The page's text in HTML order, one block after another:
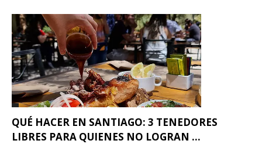
QUÉ HACER EN SANTIAGO: 3 TENEDORES
LIBRES PARA QUIENES NO LOGRAN ...